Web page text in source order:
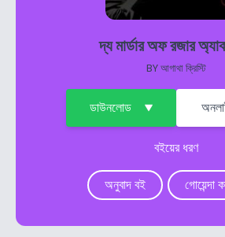
দ্য মার্ডার অফ রজার
BYআগাথা ক্রিস্টি
ডাউনলোড
বইয়ের ধরণ
অনুবাদ বই গোয়েন্দা